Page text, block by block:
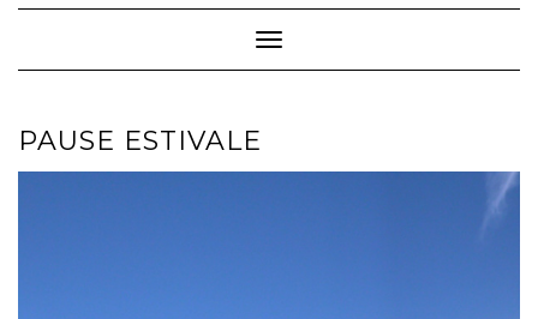
Toggle Navigation
PAUSE ESTIVALE